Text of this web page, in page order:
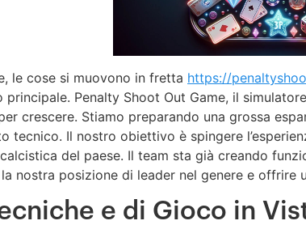
le cose si muovono in fretta https://
Penalty Shoot Out Game, il
crescere. Stiamo preparando una grossa
tecnico. Il nostro obiettivo è spingere
del paese. Il team sta già creando
nostra posizione di leader nel genere e
e di Gioco in